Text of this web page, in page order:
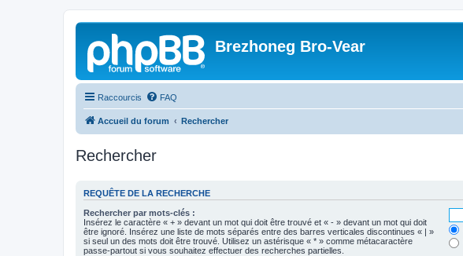
Brezhoneg Bro-Vear
Raccourcis FAQ
Accueil du forum Rechercher
Rechercher
REQUÊTE DE LA RECHERCHE
Rechercher par mots-clés :
Insérez le caractère « + » devant un mot qui doit être trouvé et « - » devant un mot qui doit
être ignoré. Insérez une liste de mots séparés entre des barres verticales discontinues « | »
si seul un des mots doit être trouvé. Utilisez un astérisque « * » comme métacaractère
passe-partout si vous souhaitez effectuer des recherches partielles.